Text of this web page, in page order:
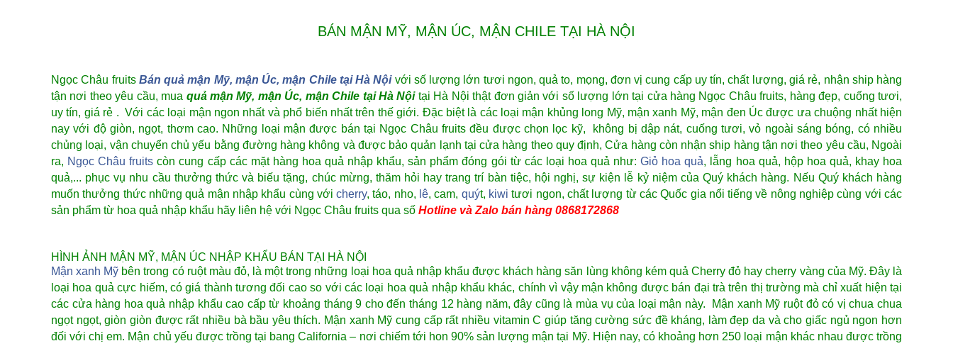
BÁN MẬN MỸ, MẬN ÚC, MẬN CHILE TẠI HÀ NỘI
Ngọc Châu fruits Bán quả mận Mỹ, mận Úc, mận Chile tại Hà Nộivới số lượng lớn tươi ngon, quả to, mọng, đơn vị cung cấp uy tín, chất lượng, giá rẻ, nhận ship hàng
tận nơi theo yêu cầu, mua quả mận Mỹ, mận Úc, mận Chile tại Hà Nội tại Hà Nội thật đơn giản với số lượng lớn tại cửa hàng Ngọc Châu fruits, hàng đẹp, cuống tươi,
uy tín, giá rẻ . Với các loại mận ngon nhất và phổ biến nhất trên thế giới. Đặc biệt là các loại mận khủng long Mỹ, mận xanh Mỹ, mận đen Úc được ưa chuộng nhất hiện
nay với độ giòn, ngọt, thơm cao. Những loại mận được bán tại Ngọc Châu fruits đều được chọn lọc kỹ, không bị dập nát, cuống tươi, vỏ ngoài sáng bóng, có nhiều
chủng loại, vận chuyển chủ yếu bằng đường hàng không và được bảo quản lạnh tại cửa hàng theo quy định, Cửa hàng còn nhận ship hàng tận nơi theo yêu cầu, Ngoài
ra, Ngọc Châu fruits còn cung cấp các mặt hàng hoa quả nhập khẩu, sản phẩm đóng gói từ các loại hoa quả như:Giỏ hoa quả, lẵng hoa quả, hộp hoa quả, khay hoa
quả,... phục vụ nhu cầu thưởng thức và biếu tặng, chúc mừng, thăm hỏi hay trang trí bàn tiệc, hội nghị, sự kiện lễ kỷ niệm của Quý khách hàng. Nếu Quý khách hàng
muốn thưởng thức những quả mận nhập khẩu cùng vớicherry, táo, nho, lê, cam, quýt, kiwi tươi ngon, chất lượng từ các Quốc gia nổi tiếng về nông nghiệp cùng với các
sản phẩm từ hoa quả nhập khẩu hãy liên hệ với Ngọc Châu fruits qua số Hotline và Zalo bán hàng 0868172868
HÌNH ẢNH MẬN MỸ, MẬN ÚC NHẬP KHẨU BÁN TẠI HÀ NỘI
Mận xanh Mỹ bên trong có ruột màu đỏ, là một trong những loại hoa quả nhập khẩu được khách hàng săn lùng không kém quả Cherry đỏ hay cherry vàng của Mỹ. Đây là
loại hoa quả cực hiếm, có giá thành tương đối cao so với các loại hoa quả nhập khẩu khác, chính vì vậy mận không được bán đại trà trên thị trường mà chỉ xuất hiện tại
các cửa hàng hoa quả nhập khẩu cao cấp từ khoảng tháng 9 cho đến tháng 12 hàng năm, đây cũng là mùa vụ của loại mận này. Mận xanh Mỹ ruột đỏ có vị chua chua
ngọt ngọt, giòn giòn được rất nhiều bà bầu yêu thích. Mận xanh Mỹ cung cấp rất nhiều vitamin C giúp tăng cường sức đề kháng, làm đẹp da và cho giấc ngủ ngon hơn
đối với chị em. Mận chủ yếu được trồng tại bang California – nơi chiếm tới hon 90% sản lượng mận tại Mỹ. Hiện nay, có khoảng hơn 250 loại mận khác nhau được trồng